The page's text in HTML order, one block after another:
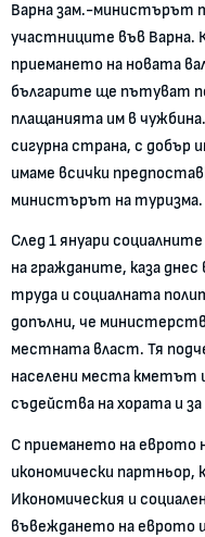
Варна зам.-министърът
участниците във
приемането на новата
българите ще пътуват
плащанията им в
сигурна страна, с добър
имаме всички
министърът на туризма.
След 1 януари
на гражданите, каза
труда и социалната
допълни, че
местната власт. Тя
населени места кметът
съдейства на хората и
С приемането на еврото
икономически партньор,
Икономическия и
въвеждането на еврото